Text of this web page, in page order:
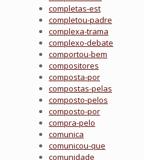
completas-est
completou-padre
complexa-trama
complexo-debate
comportou-bem
compositores
composta-por
compostas-pelas
composto-pelos
composto-por
compra-pelo
comunica
comunicou-que
comunidade